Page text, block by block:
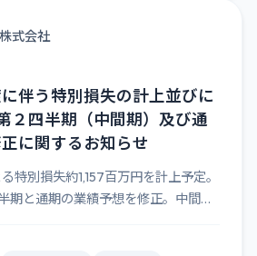
式会社
伴う特別損失の計上並びに
２四半期（中間期）及び通
に関するお知らせ
特別損失約1,157百万円を計上予定。
期と通期の業績予想を修正。中間期